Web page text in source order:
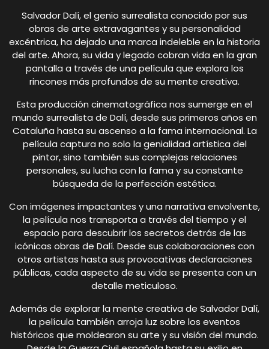
Salvador Dalí, el genio surrealista conocido por sus
obras de arte extravagantes y su personalidad
excéntrica, ha dejado una marca indeleble en la historia
del arte. Ahora, su vida y legado cobran vida en la gran
pantalla a través de una película que explora los
rincones más profundos de su mente creativa.
Esta producción cinematográfica nos sumerge en el
mundo surrealista de Dalí, desde sus primeros años en
Cataluña hasta su ascenso a la fama internacional. La
película captura no solo la genialidad artística del
pintor, sino también sus complejas relaciones
personales, su lucha con la fama y su constante
búsqueda de la perfección estética.
Con imágenes impactantes y una narrativa envolvente,
la película nos transporta a través del tiempo y el
espacio para descubrir los secretos detrás de las
icónicas obras de Dalí. Desde sus colaboraciones con
otros artistas hasta sus provocativas declaraciones
públicas, cada aspecto de su vida se presenta con un
detalle meticuloso.
Además de explorar la mente creativa de Salvador Dalí,
la película también arroja luz sobre los eventos
históricos que moldearon su arte y su visión del mundo.